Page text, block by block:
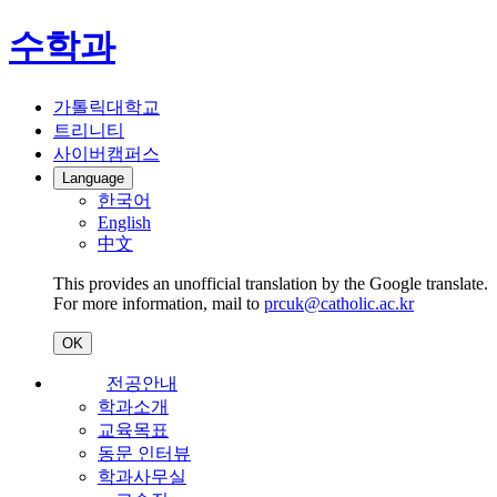
수학과
가톨릭대학교
트리니티
사이버캠퍼스
Language
한국어
English
中文
This provides an unofficial translation by the Google translate.
For more information, mail to prcuk@catholic.ac.kr
OK
전공안내
학과소개
교육목표
동문 인터뷰
학과사무실